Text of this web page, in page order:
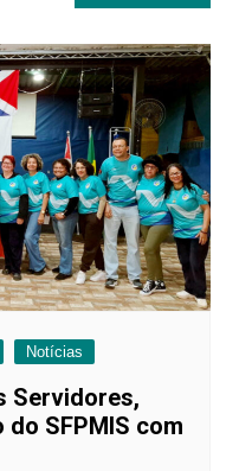
Notícias
Servidores,
do SFPMIS com